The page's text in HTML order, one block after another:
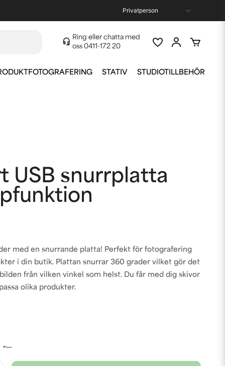
Ring eller chatta med
oss 0411-172 20
STATIV STUDIOTILLBEHÖR
USB snurrplatta
med en snurrande platta! Perfekt för fotografering
i din butik. Plattan snurrar 360 grader vilket gör det
från vilken vinkel som helst. Du får med dig skivor
olika produkter.